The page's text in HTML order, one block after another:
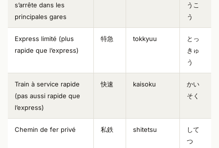
s’arrête dans les
principales gares
うこ
う
Express limité (plus
rapide que l’express)
特急 tokkyuu
とっ
きゅ
う
Train à service rapide
(pas aussi rapide que
l’express)
快速 kaisoku
かい
そく
Chemin de fer privé 私鉄 shitetsu
して
つ